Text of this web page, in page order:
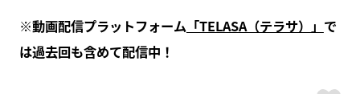
※動画配信プラットフォーム「TELASA（テラサ）」 で
は過去回も含めて配信中！